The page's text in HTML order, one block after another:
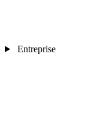
Entreprise